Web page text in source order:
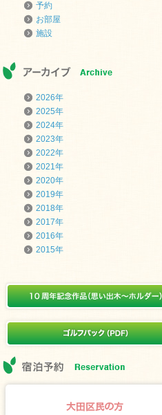
予約
お部屋
施設
2026年
2025年
2024年
2023年
2022年
2021年
2020年
2019年
2018年
2017年
2016年
2015年